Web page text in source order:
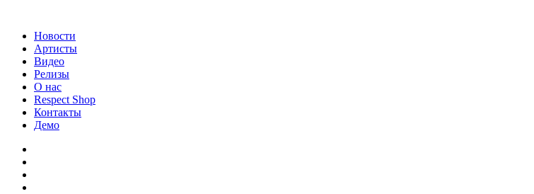
Новости
Артисты
Видео
Релизы
О нас
Respect Shop
Контакты
Демо